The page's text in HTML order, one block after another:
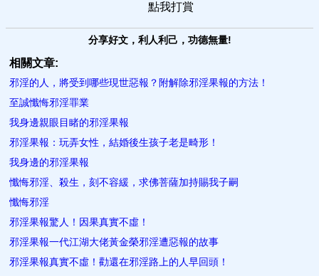
點我打賞
分享好文，利人利己，功德無量!
相關文章:
邪淫的人，將受到哪些現世惡報？附解除邪淫果報的方法！
至誠懺悔邪淫罪業
我身邊親眼目睹的邪淫果報
邪淫果報：玩弄女性，結婚後生孩子老是畸形！
我身邊的邪淫果報
懺悔邪淫、殺生，刻不容緩，求佛菩薩加持賜我子嗣
懺悔邪淫
邪淫果報驚人！因果真實不虛！
邪淫果報一代江湖大佬黃金榮邪淫遭惡報的故事
邪淫果報真實不虛！勸還在邪淫路上的人早回頭！